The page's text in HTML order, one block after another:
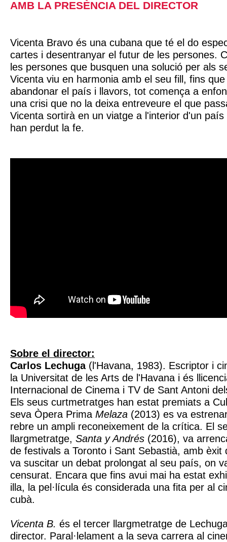
AMB LA PRESÈNCIA DEL DIRECTOR
Vicenta Bravo és una cubana que té el do
cartes i desentranyar el futur de les persones.
les persones que busquen una solució per als
Vicenta viu en harmonia amb el seu fill, fins
abandonar el país i llavors, tot comença a
una crisi que no la deixa entreveure el que
Vicenta sortirà en un viatge a l'interior d'un
han perdut la fe.
Sobre el director:
Carlos Lechuga(l'Havana, 1983). Escriptor i
la Universitat de les Arts de l'Havana i és
Internacional de Cinema i TV de Sant Antoni
Els seus curtmetratges han estat premiats a
seva Òpera Prima Melaza (2013) es va
rebre un ampli reconeixement de la crítica. El
llargmetratge, Santa y Andrés (2016), va
de festivals a Toronto i Sant Sebastià, amb èxit
va suscitar un debat prolongat al seu país, on
censurat. Encara que fins avui mai ha estat
illa, la pel·lícula és considerada una fita per al
cubà.
Vicenta B. és el tercer llargmetratge de
director. Paral·lelament a la seva carrera al